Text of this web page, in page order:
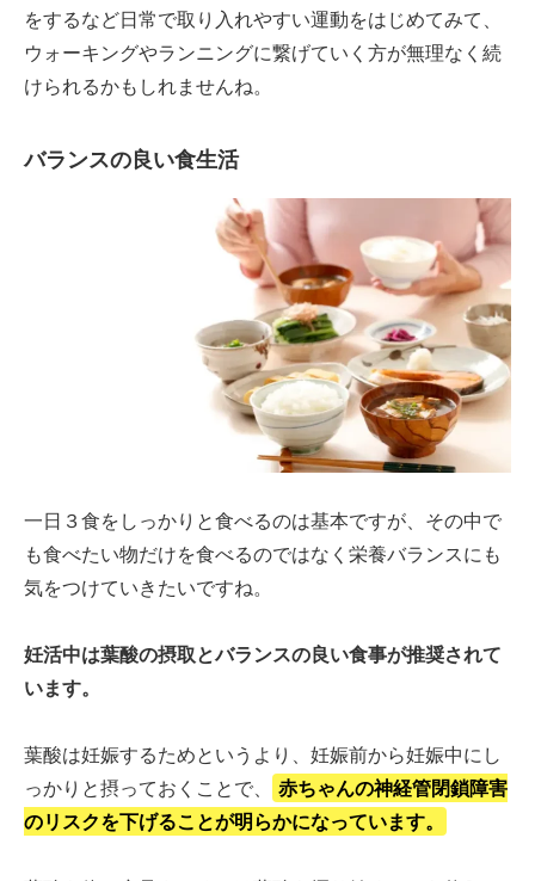
をするなど日常で取り入れやすい運動をはじめてみて、
ウォーキングやランニングに繋げていく方が無理なく続
けられるかもしれませんね。
バランスの良い食生活
一日３食をしっかりと食べるのは基本ですが、その中で
も食べたい物だけを食べるのではなく栄養バランスにも
気をつけていきたいですね。
妊活中は葉酸の摂取とバランスの良い食事が推奨されて
います。
葉酸は妊娠するためというより、妊娠前から妊娠中にし
っかりと摂っておくことで、
赤ちゃんの神経管閉鎖障害
のリスクを下げることが明らかになっています。